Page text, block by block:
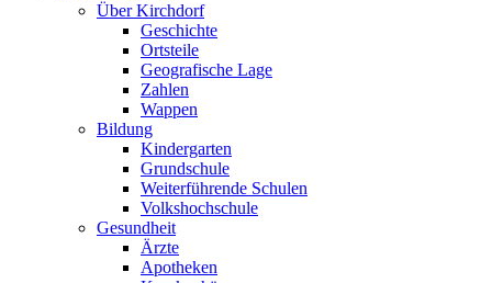
Über Kirchdorf
Geschichte
Ortsteile
Geografische Lage
Zahlen
Wappen
Bildung
Kindergarten
Grundschule
Weiterführende Schulen
Volkshochschule
Gesundheit
Ärzte
Apotheken